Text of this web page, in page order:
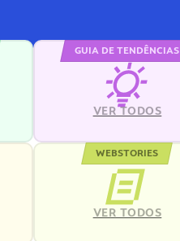
GUIA DE TENDÊNCIAS
VER TODOS
WEBSTORIES
VER TODOS